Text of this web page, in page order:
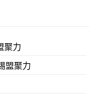
聚力
盟聚力